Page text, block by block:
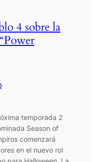
4 sobre la
temporada 2
Season of
comenzará
en el nuevo rol